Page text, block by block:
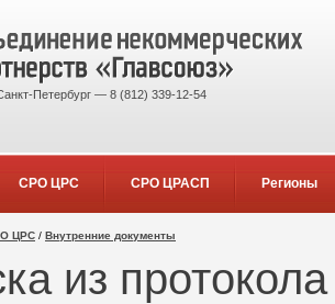
Петербург — 8 (812) 339-12-54
СРО ЦРС СРО ЦРАСП Регионы
ЦРС / Внутренние документы
из протокола